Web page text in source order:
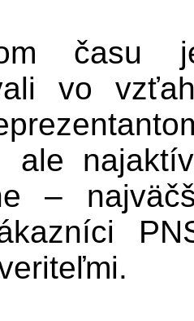
času
vo
ale
–